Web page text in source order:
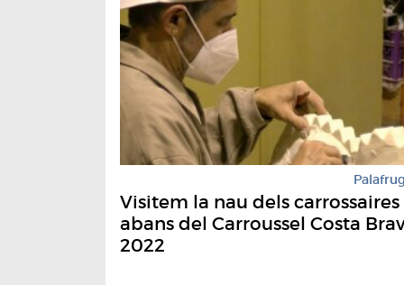
Visitem la nau dels carrossaires
abans del Carroussel Costa
2022